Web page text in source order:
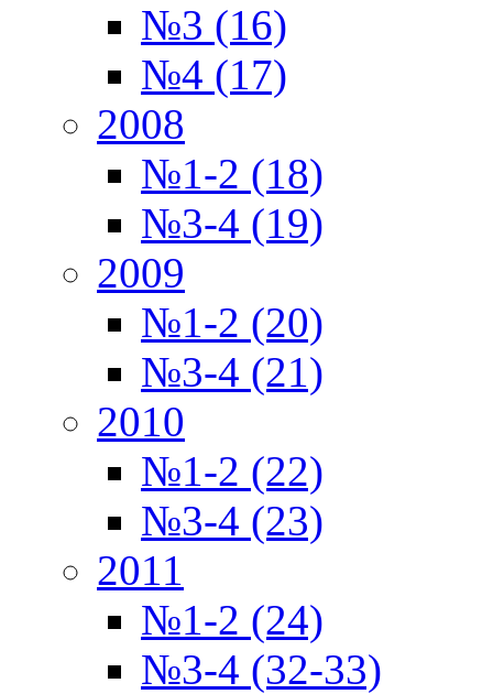
№3 (16)
№4 (17)
2008
№1-2 (18)
№3-4 (19)
2009
№1-2 (20)
№3-4 (21)
2010
№1-2 (22)
№3-4 (23)
2011
№1-2 (24)
№3-4 (32-33)